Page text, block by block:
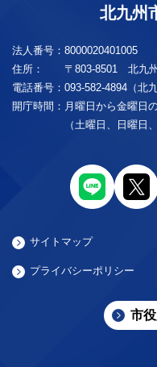
北九州
法人番号： 8000020401005
住所：
〒803-8501 北九
電話番号： 093-582-4894（北
開庁時間： 月曜日から金曜日
（土曜日、日曜日
サイトマップ
プライバシーポリシー
市